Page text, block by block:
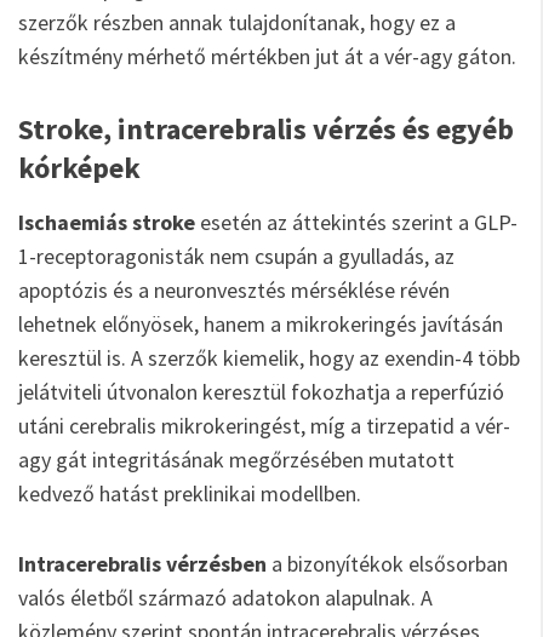
szerzők részben annak tulajdonítanak, hogy ez a
készítmény mérhető mértékben jut át a vér-agy gáton.
Stroke, intracerebralis vérzés és egyéb
kórképek
Ischaemiás stroke esetén az áttekintés szerint a GLP-
1-receptoragonisták nem csupán a gyulladás, az
apoptózis és a neuronvesztés mérséklése révén
lehetnek előnyösek, hanem a mikrokeringés javításán
keresztül is. A szerzők kiemelik, hogy az exendin-4 több
jelátviteli útvonalon keresztül fokozhatja a reperfúzió
utáni cerebralis mikrokeringést, míg a tirzepatid a vér-
agy gát integritásának megőrzésében mutatott
kedvező hatást preklinikai modellben.
Intracerebralis vérzésben a bizonyítékok elsősorban
valós életből származó adatokon alapulnak. A